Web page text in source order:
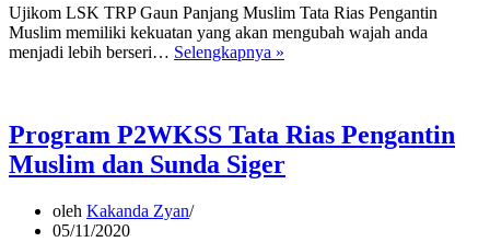
Ujikom LSK TRP Gaun Panjang Muslim Tata Rias Pengantin
Muslim memiliki kekuatan yang akan mengubah wajah anda
menjadi lebih berseri… Selengkapnya »
Panjang
Muslim
Program P2WKSS Tata Rias Pengantin
Muslim dan Sunda Siger
oleh Kakanda Zyan
05/11/2020